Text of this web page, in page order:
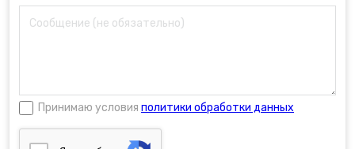
Принимаю условия политики обработки данных